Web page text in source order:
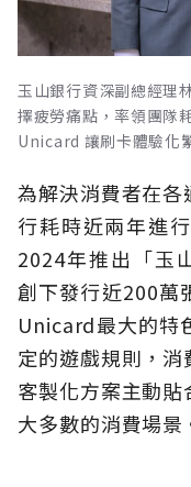
玉山銀行資深副總經理
擇疲勞痛點，率領團隊
Unicard 讓刷卡體驗化
為解決消費者在
行耗時近兩年進
2024年推出「玉
創下發行近200萬
Unicard最大的特
定的遊戲規則，
客製化方案主動
大多數的消費場景